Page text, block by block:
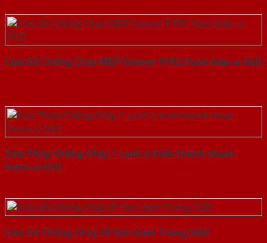
Cửa Gỗ Chống Cháy MDF Veneer P1R2 Xoan Đào-a-SGD
Cửa Thép Chống Cháy 1 canh o kinh thanh thoat
hiem-a-SGD
Cửa Gỗ Chống Cháy 2P Sơn Xám Trắng-SGD